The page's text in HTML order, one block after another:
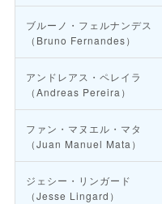
ブルーノ・フェルナンデス
（Bruno Fernandes）
アンドレアス・ペレイラ
（Andreas Pereira）
ファン・マヌエル・マタ
（Juan Manuel Mata）
ジェシー・リンガード
（Jesse Lingard）